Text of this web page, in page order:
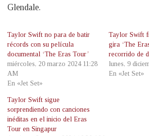
Glendale.
Taylor Swift no para de batir
récords con su película
documental ‘The Eras Tour’
miércoles, 20 marzo 2024 11:28
AM
En «Jet Set»
Taylor Swift
gira ‘The
recorrido de
lunes, 9
En «Jet Set»
Taylor Swift sigue
sorprendiendo con canciones
inéditas en el inicio del Eras
Tour en Singapur